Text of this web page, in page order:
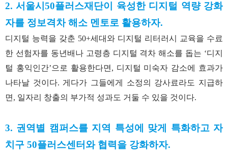
2. 서울시50플러스재단이 육성한 디지털 역량 강화
자를 정보격차 해소 멘토로 활용하자.
디지털 능력을 갖춘 50+세대와 디지털 리터러시 교육을 수료
한 선험자를 동년배나 고령층 디지털 격차 해소를 돕는 ‘디지
털 홍익인간’으로 활용한다면, 디지털 미숙자 감소에 효과가
나타날 것이다. 게다가 그들에게 소정의 강사료라도 지급하
면, 일자리 창출의 부가적 성과도 거둘 수 있을 것이다.
3. 권역별 캠퍼스를 지역 특성에 맞게 특화하고 자
치구 50플러스센터와 협력을 강화하자.